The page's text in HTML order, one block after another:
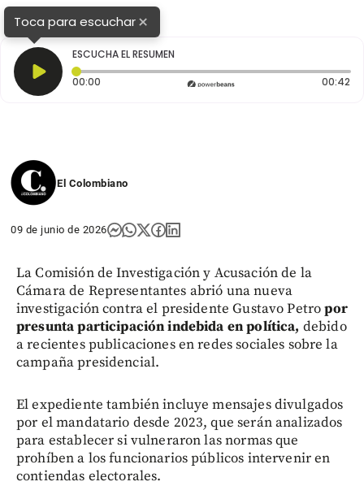
Toca para escuchar×
ESCUCHA EL RESUMEN
00:00 Tiempo transcurrido: 0 segundos 00:42
El Colombiano
09 de junio de 2026
La Comisión de Investigación y Acusación de la
Cámara de Representantes abrió una nueva
investigación contra el presidente Gustavo Petropor
presunta participación indebida en política, debido
a recientes publicaciones en redes sociales sobre la
campaña presidencial.
El expediente también incluye mensajes divulgados
por el mandatario desde 2023, que serán analizados
para establecer si vulneraron las normas que
prohíben a los funcionarios públicos intervenir en
contiendas electorales.